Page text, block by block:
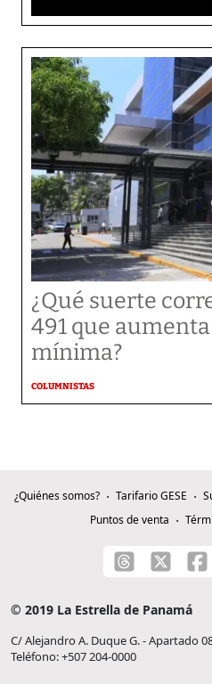
¿Qué suerte
491 que
mínima?
COLUMNISTAS
¿Quiénes somos? Tarifario GESE
Puntos de venta
© 2019 La Estrella de Panamá
C/ Alejandro A. Duque G. - Apartado
Teléfono: +507 204-0000